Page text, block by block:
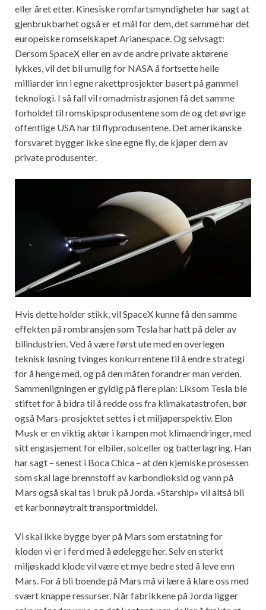
eller året etter. Kinesiske romfartsmyndigheter har sagt at
gjenbrukbarhet også er et mål for dem, det samme har det
europeiske romselskapet Arianespace. Og selvsagt:
Dersom SpaceX eller en av de andre private aktørene
lykkes, vil det bli umulig for NASA å fortsette helle
milliarder inn i egne rakettprosjekter basert på gammel
teknologi. I så fall vil romadmistrasjonen få det samme
forholdet til romskipsprodusentene som de og det øvrige
offentlige USA har til flyprodusentene. Det amerikanske
forsvaret bygger ikke sine egne fly, de kjøper dem av
private produsenter.
Hvis dette holder stikk, vil SpaceX kunne få den samme
effekten på rombransjen som Tesla har hatt på deler av
bilindustrien. Ved å være først ute med en overlegen
teknisk løsning tvinges konkurrentene til å endre strategi
for å henge med, og på den måten forandrer man verden.
Sammenligningen er gyldig på flere plan: Liksom Tesla ble
stiftet for å bidra til å redde oss fra klimakatastrofen, bør
også Mars-prosjektet settes i et miljøperspektiv. Elon
Musk er en viktig aktør i kampen mot klimaendringer, med
sitt engasjement for elbiler, solceller og batterlagring. Han
har sagt – senest i Boca Chica – at den kjemiske prosessen
som skal lage brennstoff av karbondioksid og vann på
Mars også skal tas i bruk på Jorda. «Starship» vil altså bli
et karbonnøytralt transportmiddel.
Vi skal ikke bygge byer på Mars som erstatning for
kloden vi er i ferd med å ødelegge her. Selv en sterkt
miljøskadd klode vil være et mye bedre sted å leve enn
Mars. For å bli boende på Mars må vi lære å klare oss med
svært knappe ressurser. Når fabrikkene på Jorda ligger